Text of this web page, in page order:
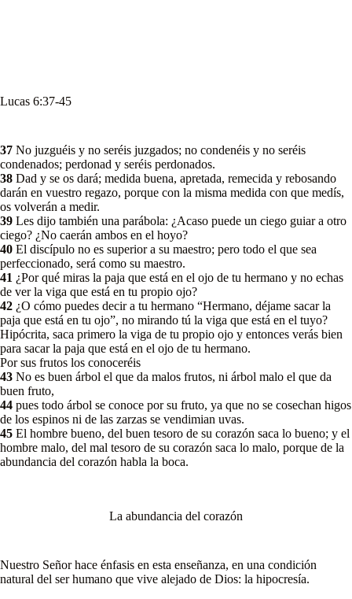
Lucas 6:37-45
37 No juzguéis y no seréis juzgados; no condenéis y no seréis
condenados; perdonad y seréis perdonados.
38 Dad y se os dará; medida buena, apretada, remecida y rebosando
darán en vuestro regazo, porque con la misma medida con que medís,
os volverán a medir.
39 Les dijo también una parábola: ¿Acaso puede un ciego guiar a otro
ciego? ¿No caerán ambos en el hoyo?
40 El discípulo no es superior a su maestro; pero todo el que sea
perfeccionado, será como su maestro.
41 ¿Por qué miras la paja que está en el ojo de tu hermano y no echas
de ver la viga que está en tu propio ojo?
42 ¿O cómo puedes decir a tu hermano “Hermano, déjame sacar la
paja que está en tu ojo”, no mirando tú la viga que está en el tuyo?
Hipócrita, saca primero la viga de tu propio ojo y entonces verás bien
para sacar la paja que está en el ojo de tu hermano.
Por sus frutos los conoceréis
43 No es buen árbol el que da malos frutos, ni árbol malo el que da
buen fruto,
44 pues todo árbol se conoce por su fruto, ya que no se cosechan higos
de los espinos ni de las zarzas se vendimian uvas.
45 El hombre bueno, del buen tesoro de su corazón saca lo bueno; y el
hombre malo, del mal tesoro de su corazón saca lo malo, porque de la
abundancia del corazón habla la boca.
La abundancia del corazón
Nuestro Señor hace énfasis en esta enseñanza, en una condición
natural del ser humano que vive alejado de Dios: la hipocresía.